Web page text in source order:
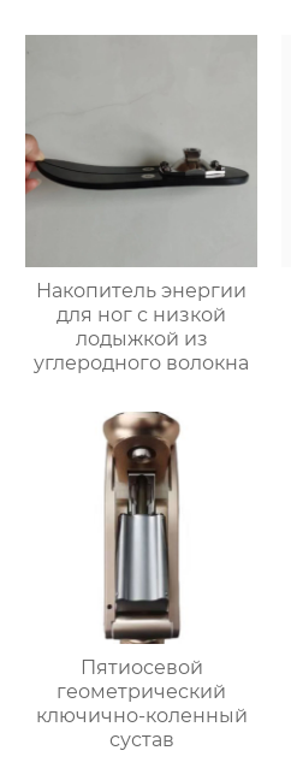
Накопитель энергии
для ног с низкой
лодыжкой из
углеродного волокна
Пятиосевой
геометрический
ключично-коленный
сустав